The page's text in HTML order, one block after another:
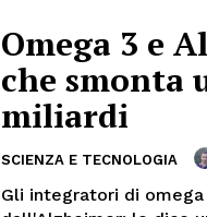
Omega 3 e
che smonta
miliardi
SCIENZA E TECNOLOGIA
Gli integratori di